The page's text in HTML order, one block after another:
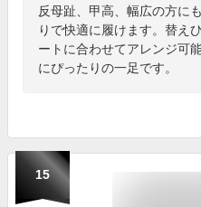
反母趾、甲高、幅広の方に
りで快適に履けます。替え
ートに合わせてアレンジ可
にぴったりの一足です。
15